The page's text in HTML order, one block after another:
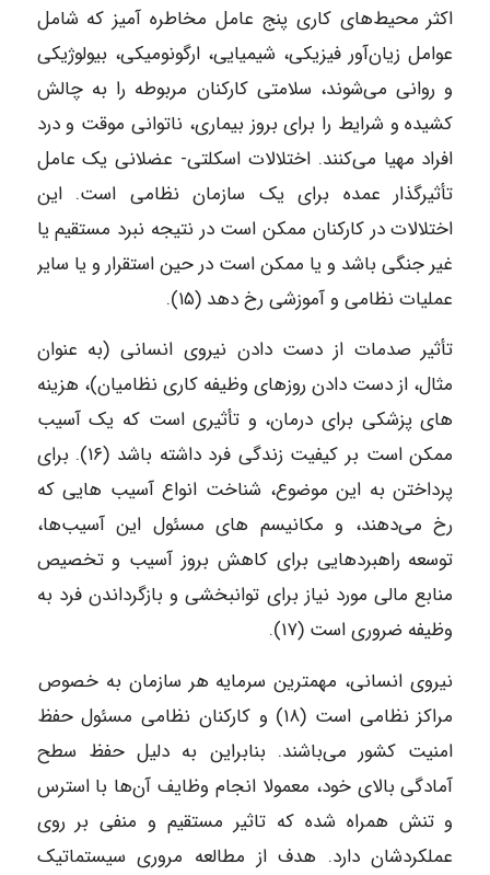
اکثر محیط‌های کاری پنج عامل مخاطره‌ آمیز که شامل
عوامل زیان‌آور فیزیکی، شیمیایی، ارگونومیکی، بیولوژیکی
و روانی می‌شوند، سلامتی کارکنان مربوطه را به چالش
کشیده و شرایط را برای بروز بیماری، ناتوانی موقت و درد
افراد مهیا می‌کنند. اختلالات اسکلتی- عضلانی یک عامل
تأثیرگذار عمده برای یک سازمان نظامی است. این
اختلالات در کارکنان ممکن است در نتیجه نبرد مستقیم یا
غیر جنگی باشد و یا ممکن است در حین استقرار و یا سایر
عملیات نظامی و آموزشی رخ دهد (۱۵).
تأثیر صدمات از دست دادن نیروی انسانی (به عنوان
مثال، از دست دادن روزهای وظیفه کاری نظامیان)، هزینه‌
های پزشکی برای درمان، و تأثیری است که یک آسیب
ممکن است بر کیفیت زندگی فرد داشته باشد (۱۶). برای
پرداختن به این موضوع، شناخت انواع آسیب‌ هایی که
رخ می‌دهند، و مکانیسم‌ های مسئول این آسیب‌ها،
توسعه راهبرد‌هایی برای کاهش بروز آسیب و تخصیص
منابع مالی مورد نیاز برای توانبخشی و بازگرداندن فرد به
وظیفه ضروری است (۱۷).
نیروی انسانی، مهمترین سرمایه هر سازمان به خصوص
مراکز نظامی است (۱۸) و کارکنان نظامی مسئول حفظ
امنیت کشور می‌باشند. بنابراین به دلیل حفظ سطح
آمادگی بالای خود، معمولا انجام وظایف آن‌ها با استرس
و تنش همراه شده که تاثیر مستقیم و منفی بر روی
عملکردشان دارد. هدف از مطالعه مروری سیستماتیک